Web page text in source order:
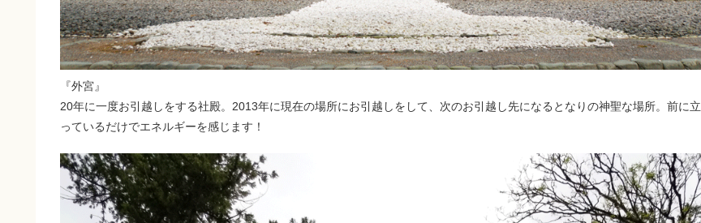
『外宮』
20年に一度お引越しをする社殿。 2013年に現在の場所にお引越しをして、次のお引越し先になるとなりの神聖な場所。前に立
っているだけでエネルギーを感じます！